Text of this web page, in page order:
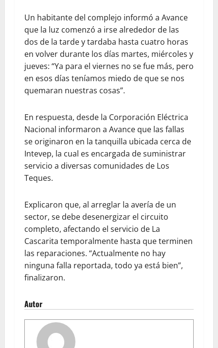
Un habitante del complejo informó a Avance
que la luz comenzó a irse alrededor de las
dos de la tarde y tardaba hasta cuatro horas
en volver durante los días martes, miércoles y
jueves: “Ya para el viernes no se fue más, pero
en esos días teníamos miedo de que se nos
quemaran nuestras cosas”.
En respuesta, desde la Corporación Eléctrica
Nacional informaron a Avance que las fallas
se originaron en la tanquilla ubicada cerca de
Intevep, la cual es encargada de suministrar
servicio a diversas comunidades de Los
Teques.
Explicaron que, al arreglar la avería de un
sector, se debe desenergizar el circuito
completo, afectando el servicio de La
Cascarita temporalmente hasta que terminen
las reparaciones. “Actualmente no hay
ninguna falla reportada, todo ya está bien”,
finalizaron.
Autor